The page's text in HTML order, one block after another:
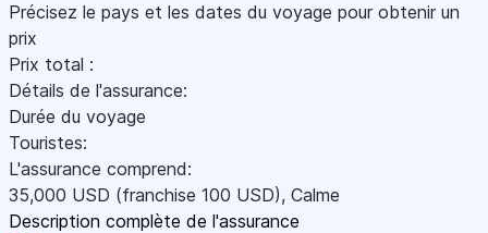
Précisez le pays et les dates du voyage pour obtenir un
prix
Prix total :
Détails de l'assurance:
Durée du voyage
Touristes:
L'assurance comprend:
35,000 USD (franchise 100 USD), Calme
Description complète de l'assurance